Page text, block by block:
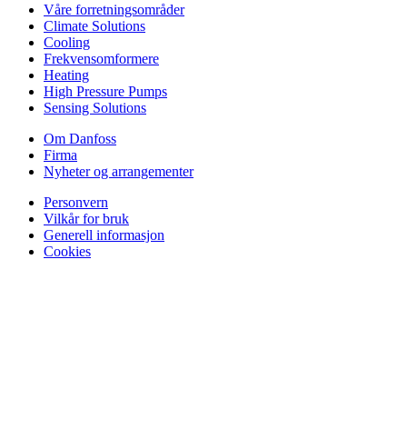
Våre forretningsområder
Climate Solutions
Cooling
Frekvensomformere
Heating
High Pressure Pumps
Sensing Solutions
Om Danfoss
Firma
Nyheter og arrangementer
Personvern
Vilkår for bruk
Generell informasjon
Cookies